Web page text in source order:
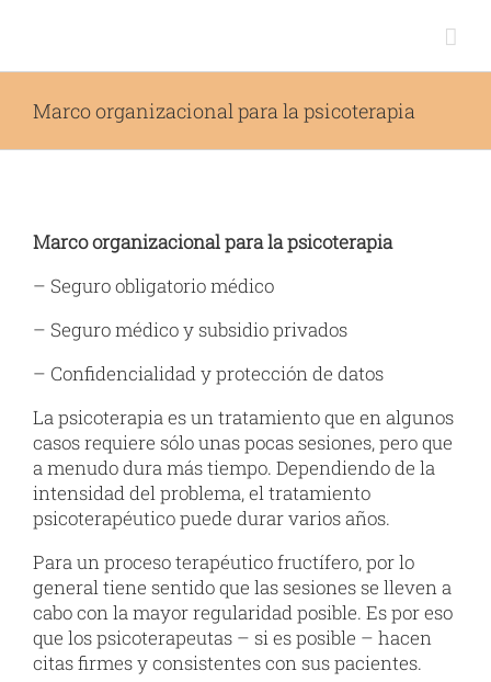
Marco organizacional para la psicoterapia
Marco organizacional para la psicoterapia
– Seguro obligatorio médico
– Seguro médico y subsidio privados
– Confidencialidad y protección de datos
La psicoterapia es un tratamiento que en algunos
casos requiere sólo unas pocas sesiones, pero que
a menudo dura más tiempo. Dependiendo de la
intensidad del problema, el tratamiento
psicoterapéutico puede durar varios años.
Para un proceso terapéutico fructífero, por lo
general tiene sentido que las sesiones se lleven a
cabo con la mayor regularidad posible. Es por eso
que los psicoterapeutas – si es posible – hacen
citas firmes y consistentes con sus pacientes.